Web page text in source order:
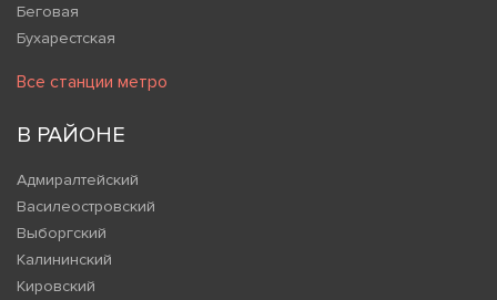
Беговая
Бухарестская
Все станции метро
В РАЙОНЕ
Адмиралтейский
Василеостровский
Выборгский
Калининский
Кировский